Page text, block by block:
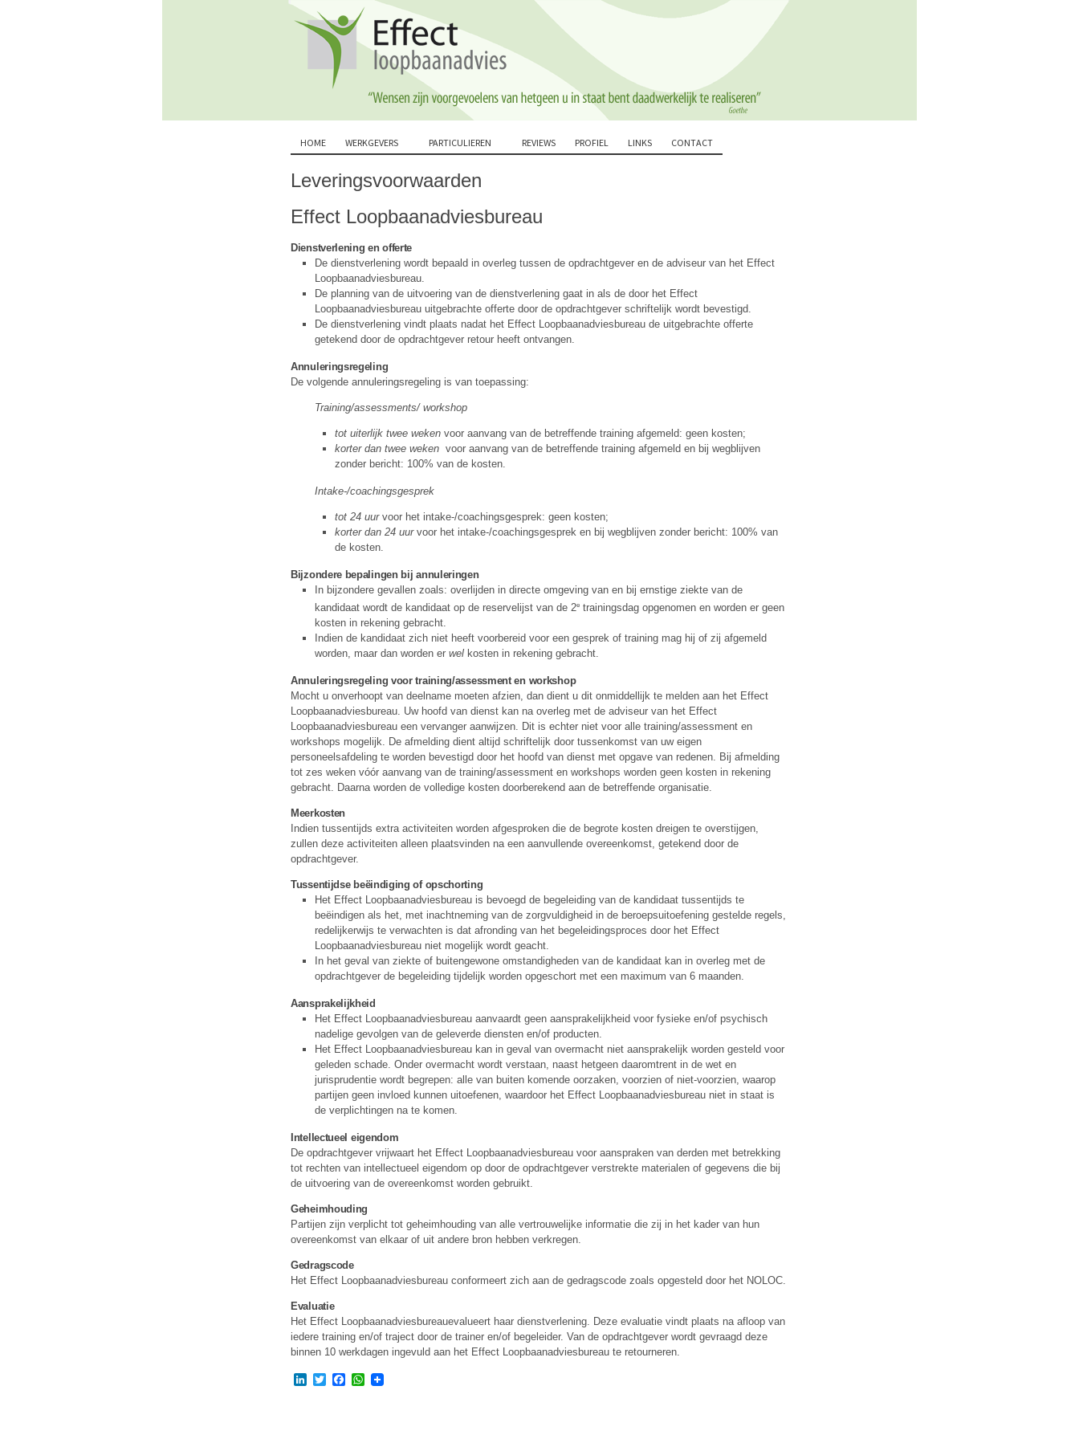
HOME WERKGEVERS PARTICULIEREN REVIEWS PROFIEL LINKS CONTACT
Leveringsvoorwaarden
Effect Loopbaanadviesbureau
Dienstverlening en offerte
De dienstverlening wordt bepaald in overleg tussen de opdrachtgever en de adviseur van het Effect
Loopbaanadviesbureau.
De planning van de uitvoering van de dienstverlening gaat in als de door het Effect
Loopbaanadviesbureau uitgebrachte offerte door de opdrachtgever schriftelijk wordt bevestigd.
De dienstverlening vindt plaats nadat het Effect Loopbaanadviesbureau de uitgebrachte offerte
getekend door de opdrachtgever retour heeft ontvangen.
Annuleringsregeling
De volgende annuleringsregeling is van toepassing:
Training/assessments/ workshop
tot uiterlijk twee weken voor aanvang van de betreffende training afgemeld: geen kosten;
korter dan twee weken voor aanvang van de betreffende training afgemeld en bij wegblijven
zonder bericht: 100% van de kosten.
Intake-/coachingsgesprek
tot 24 uur voor het intake-/coachingsgesprek: geen kosten;
korter dan 24 uur voor het intake-/coachingsgesprek en bij wegblijven zonder bericht: 100% van
de kosten.
Bijzondere bepalingen bij annuleringen
In bijzondere gevallen zoals: overlijden in directe omgeving van en bij ernstige ziekte van de
kandidaat wordt de kandidaat op de reservelijst van de 2e trainingsdag opgenomen en worden er geen
kosten in rekening gebracht.
Indien de kandidaat zich niet heeft voorbereid voor een gesprek of training mag hij of zij afgemeld
worden, maar dan worden er wel kosten in rekening gebracht.
Annuleringsregeling voor training/assessment en workshop
Mocht u onverhoopt van deelname moeten afzien, dan dient u dit onmiddellijk te melden aan het Effect
Loopbaanadviesbureau. Uw hoofd van dienst kan na overleg met de adviseur van het Effect
Loopbaanadviesbureau een vervanger aanwijzen. Dit is echter niet voor alle training/assessment en
workshops mogelijk. De afmelding dient altijd schriftelijk door tussenkomst van uw eigen
personeelsafdeling te worden bevestigd door het hoofd van dienst met opgave van redenen. Bij afmelding
tot zes weken vóór aanvang van de training/assessment en workshops worden geen kosten in rekening
gebracht. Daarna worden de volledige kosten doorberekend aan de betreffende organisatie.
Meerkosten
Indien tussentijds extra activiteiten worden afgesproken die de begrote kosten dreigen te overstijgen,
zullen deze activiteiten alleen plaatsvinden na een aanvullende overeenkomst, getekend door de
opdrachtgever.
Tussentijdse beëindiging of opschorting
Het Effect Loopbaanadviesbureau is bevoegd de begeleiding van de kandidaat tussentijds te
beëindigen als het, met inachtneming van de zorgvuldigheid in de beroepsuitoefening gestelde regels,
redelijkerwijs te verwachten is dat afronding van het begeleidingsproces door het Effect
Loopbaanadviesbureau niet mogelijk wordt geacht.
In het geval van ziekte of buitengewone omstandigheden van de kandidaat kan in overleg met de
opdrachtgever de begeleiding tijdelijk worden opgeschort met een maximum van 6 maanden.
Aansprakelijkheid
Het Effect Loopbaanadviesbureau aanvaardt geen aansprakelijkheid voor fysieke en/of psychisch
nadelige gevolgen van de geleverde diensten en/of producten.
Het Effect Loopbaanadviesbureau kan in geval van overmacht niet aansprakelijk worden gesteld voor
geleden schade. Onder overmacht wordt verstaan, naast hetgeen daaromtrent in de wet en
jurisprudentie wordt begrepen: alle van buiten komende oorzaken, voorzien of niet-voorzien, waarop
partijen geen invloed kunnen uitoefenen, waardoor het Effect Loopbaanadviesbureau niet in staat is
de verplichtingen na te komen.
Intellectueel eigendom
De opdrachtgever vrijwaart het Effect Loopbaanadviesbureau voor aanspraken van derden met betrekking
tot rechten van intellectueel eigendom op door de opdrachtgever verstrekte materialen of gegevens die bij
de uitvoering van de overeenkomst worden gebruikt.
Geheimhouding
Partijen zijn verplicht tot geheimhouding van alle vertrouwelijke informatie die zij in het kader van hun
overeenkomst van elkaar of uit andere bron hebben verkregen.
Gedragscode
Het Effect Loopbaanadviesbureau conformeert zich aan de gedragscode zoals opgesteld door het NOLOC.
Evaluatie
Het Effect Loopbaanadviesbureauevalueert haar dienstverlening. Deze evaluatie vindt plaats na afloop van
iedere training en/of traject door de trainer en/of begeleider. Van de opdrachtgever wordt gevraagd deze
binnen 10 werkdagen ingevuld aan het Effect Loopbaanadviesbureau te retourneren.
LinkedIn
TwitterFacebook
WhatsApp